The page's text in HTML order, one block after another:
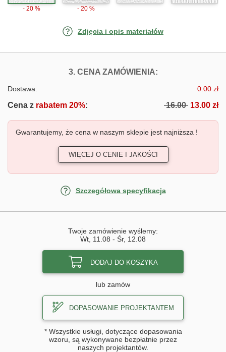
- 20 % - 20 %
Zdjęcia i opis materiałów
3. CENA ZAMÓWIENIA:FOTOTAPETY
Dostawa: 0.00 zł
Cena z rabatem 20%: 16.00 13.00 zł
Gwarantujemy, że cena w naszym sklepie jest najniższa !
WIĘCEJ O CENIE I JAKOŚCI
Szczegółowa specyfikacja
Twoje zamówienie wyślemy:
Wt, 11.08 - Śr, 12.08
DODAJ DO KOSZYKA
lub zamów
DOPASOWANIE PROJEKTANTEM
* Wszystkie usługi, dotyczące dopasowania
wzoru, są wykonywane bezpłatnie przez
naszych projektantów.